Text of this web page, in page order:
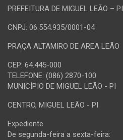
PREFEITURA DE MIGUEL LEÃO – PI
CNPJ: 06.554.935/0001-04
PRAÇA ALTAMIRO DE AREA LEÃO
CEP: 64.445-000
TELEFONE: (086) 2870-100
MUNICÍPIO DE MIGUEL LEÃO - PI
CENTRO, MIGUEL LEÃO - PI
Expediente
De segunda-feira a sexta-feira: